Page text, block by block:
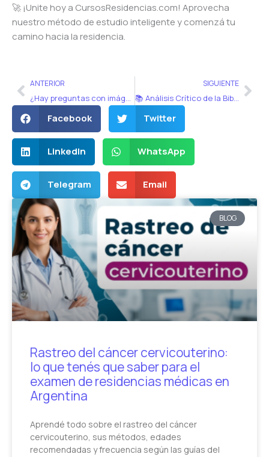
🚀 ¡Unite hoy a CursosResidencias.com! Aprovecha
nuestro método de estudio inteligente y comenzá tu
camino hacia la residencia.
AntANTERIOR
¿Hay preguntas con imágenes en el examen de residencias? ✨
SIGUIENTE
📚 Análisis Crítico de la Bibliografía Oficial para Exámenes de Residencias
Facebook Twitter
LinkedIn WhatsApp
Telegram Email
BLOG
Rastreo del cáncer cervicouterino:
lo que tenés que saber para el
examen de residencias médicas en
Argentina
Aprendé todo sobre el rastreo del cáncer
cervicouterino, sus métodos, edades
recomendadas y frecuencia según las guías del